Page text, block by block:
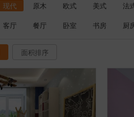
现代 原木 欧式 美式
法
客厅 餐厅 卧室 书房 厨
面积排序